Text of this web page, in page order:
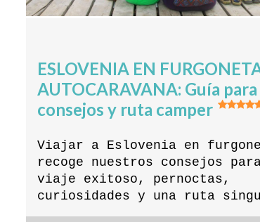
ESLOVENIA EN
AUTOCARAVANA: Guía para
consejos y ruta camper
Viajar a Eslovenia en
recoge nuestros consejos
viaje exitoso, pernoctas,
curiosidades y una ruta